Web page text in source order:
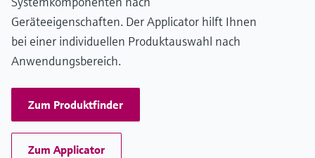
(max. 950 °F)
Max. Eintauchlänge auf Anfrage
bis 13.000,00 mm (511,81'')
Geräteeigenschaften. Der Applicator hilft Ihnen
bei einer individuellen Produktauswahl nach
Anwendungsbereich.
Zum Produktfinder
Zum Applicator